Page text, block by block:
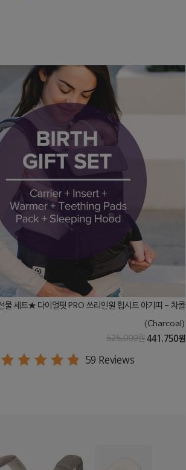
물 세트★ 다이얼핏 PRO 쓰리인원 힙시트 아기띠 - 차콜
(Charcoal)
525,000원 441,750원
59 Reviews